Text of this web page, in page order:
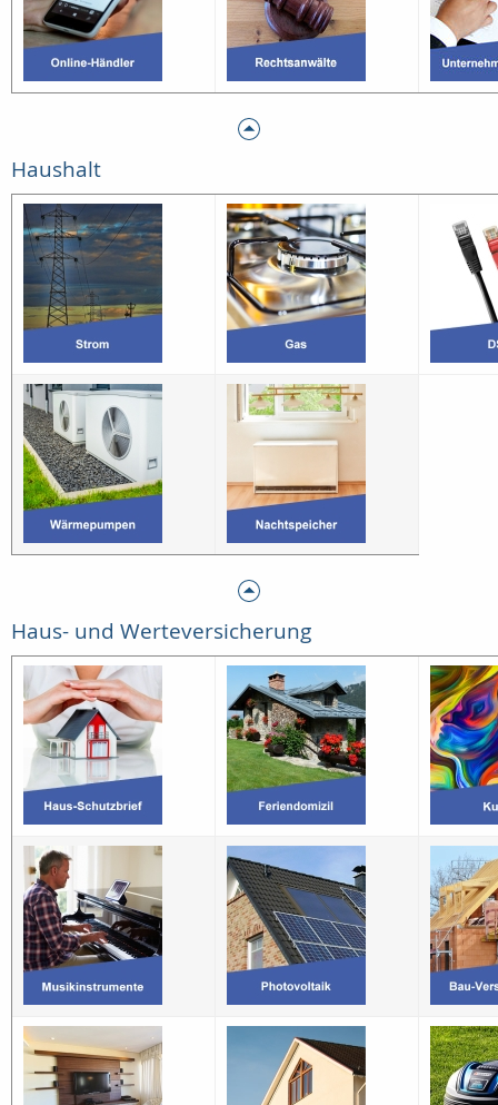
Haushalt
Haus- und Werteversicherung